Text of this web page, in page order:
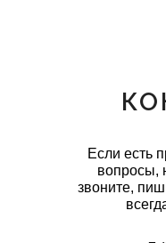
Если есть
вопросы,
звоните,